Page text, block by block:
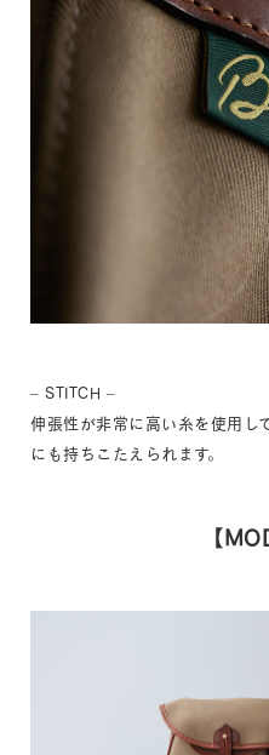
– STITCH –
伸張性が非常に高い糸を使用し
にも持ちこたえられます。
【